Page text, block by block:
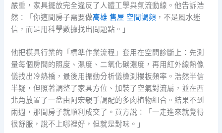
嚴重，家具擺放完全違反了人體工學與氣流動線。他告訴浩
然：「你這間房子需要做高雄 售屋 空間調頻 ，不是風水迷
信，而是用科學數據找出問題點。」
他把模具行業的「標準作業流程」套用在空間診斷上：先測
量每個房間的照度、濕度、二氧化碳濃度，再用紅外線熱像
儀找出冷熱橋，最後用振動分析儀檢測樓板頻率。浩然半信
半疑，但照著調整了家具方位、加裝了空氣對流扇，並在西
北角放置了一盆由阿宏親手調配的多肉植物組合。結果不到
兩週，那間房子就順利成交了。買方說：「一走進來就覺得
很舒服，說不上哪裡好，但就是對味。」